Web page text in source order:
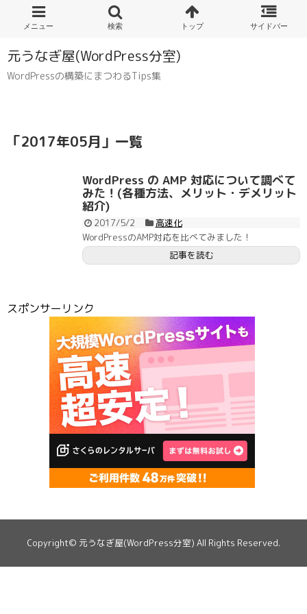
元うなぎ屋(WordPress分室)
WordPressの構築にまつわるTips集
「2017年05月 」 一覧
WordPress の AMP 対応について調べて
みた！(各種方法、メリット・デメリット
紹介)
2017/5/2
高速化
WordPressのAMP対応を比べてみました！
記事を読む
スポンサーリンク
Copyright© 元うなぎ屋(WordPress分室) All Rights Reserved.